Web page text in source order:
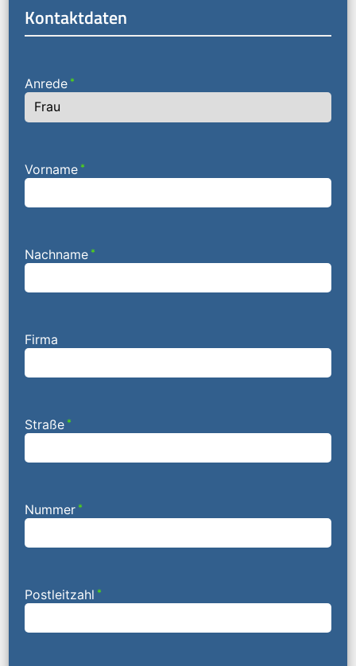
Kontaktdaten
Anrede *
Vorname *
Nachname *
Firma
Straße *
Nummer *
Postleitzahl *